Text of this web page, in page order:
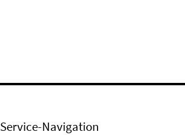
Service-Navigation